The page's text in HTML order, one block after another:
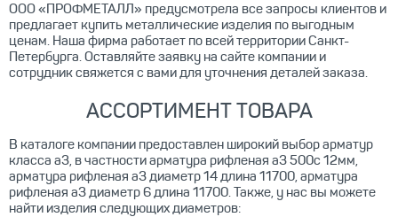
ООО «ПРОФМЕТАЛЛ» предусмотрела все запросы клиентов и
предлагает купить металлические изделия по выгодным
ценам. Наша фирма работает по всей территории Санкт-
Петербурга. Оставляйте заявку на сайте компании и
сотрудник свяжется с вами для уточнения деталей заказа.
АССОРТИМЕНТ ТОВАРА
В каталоге компании предоставлен широкий выбор арматур
класса а3, в частности арматура рифленая а3 500с 12мм,
арматура рифленая а3 диаметр 14 длина 11700, арматура
рифленая а3 диаметр 6 длина 11700. Также, у нас вы можете
найти изделия следующих диаметров: